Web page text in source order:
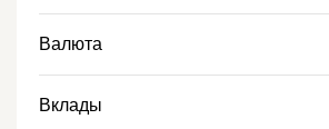
Валюта
Вклады